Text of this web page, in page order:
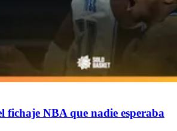
fichaje NBA que nadie esperaba